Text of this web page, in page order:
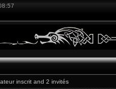
inscrit and 2 invités